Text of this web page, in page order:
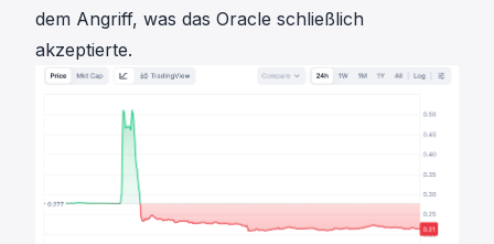
dem Angriff, was das Oracle schließlich
akzeptierte.